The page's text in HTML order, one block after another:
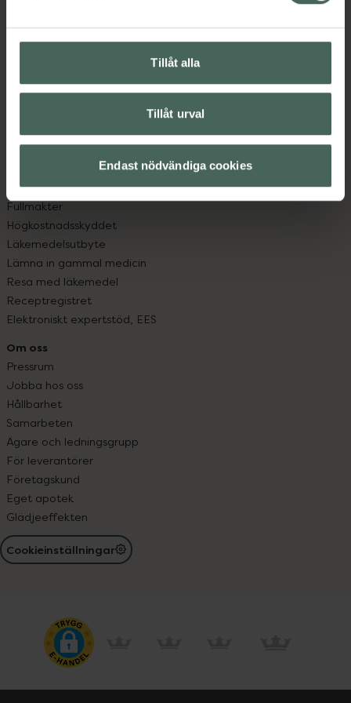
Tillåt alla
Tillåt urval
Endast nödvändiga cookies
Vanliga frågor
Hitta apotek
Leverans, betalning och retur
App
Om recept och läkemedel
Fullmakter
Högkostnadsskyddet
Läkemedelsutbyte
Lämna in gammal medicin
Resa med läkemedel
Receptregistret
Elektroniskt expertstöd, EES
Om oss
Pressrum
Jobba hos oss
Hållbarhet
Samarbeten
Ägare och ledningsgrupp
För leverantörer
Företagskund
Eget apotek
Glädjeeffekten
Cookieinställningar